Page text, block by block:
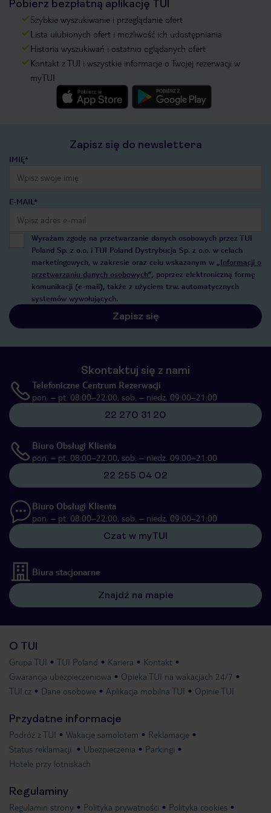
Pobierz bezpłatną aplikację TUI
Szybkie wyszukiwanie i przeglądanie ofert
Lista ulubionych ofert i możliwość ich udostępniania
Historia wyszukiwań i ostatnio oglądanych ofert
Kontakt z TUI i wszystkie informacje o Twojej rezerwacji w
myTUI
Zapisz się do newslettera
IMIĘ*
E-MAIL*
Wyrażam zgodę na przetwarzanie danych osobowych przez TUI
Poland Sp. z o.o. i TUI Poland Dystrybucja Sp. z o.o. w celach
marketingowych, w zakresie oraz celu wskazanym w „Informacji o
przetwarzaniu danych osobowych”, poprzez elektroniczną formę
komunikacji (e-mail), także z użyciem tzw. automatycznych
systemów wywołujących.
Zapisz się
Skontaktuj się z nami
Telefoniczne Centrum Rezerwacji
pon. – pt. 08:00–22:00, sob. – niedz. 09:00–21:00
22 270 31 20
Biuro Obsługi Klienta
pon. – pt. 08:00–22:00, sob. – niedz. 09:00–21:00
22 255 04 02
Biuro Obsługi Klienta
pon. – pt. 08:00–22:00, sob. – niedz. 09:00–21:00
Czat w myTUI
Biura stacjonarne
Znajdź na mapie
O TUI
Grupa TUI TUI Poland Kariera
Kontakt
Gwarancja ubezpieczeniowa
Opieka TUI na wakacjach 24/7
TUI.cz
Dane osobowe Aplikacja mobilna TUI Opinie TUI
Przydatne informacje
Podróż z TUI Wakacje samolotem
Reklamacje
Status reklamacji
Ubezpieczenia
Parkingi
Hotele przy lotniskach
Regulaminy
Regulamin strony Polityka prywatności Polityka cookies